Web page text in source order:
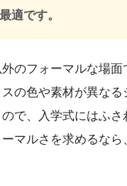
適です。
のフォーマルな場
の色や素材が異な
で、入学式にはふ
マルさを求めるな